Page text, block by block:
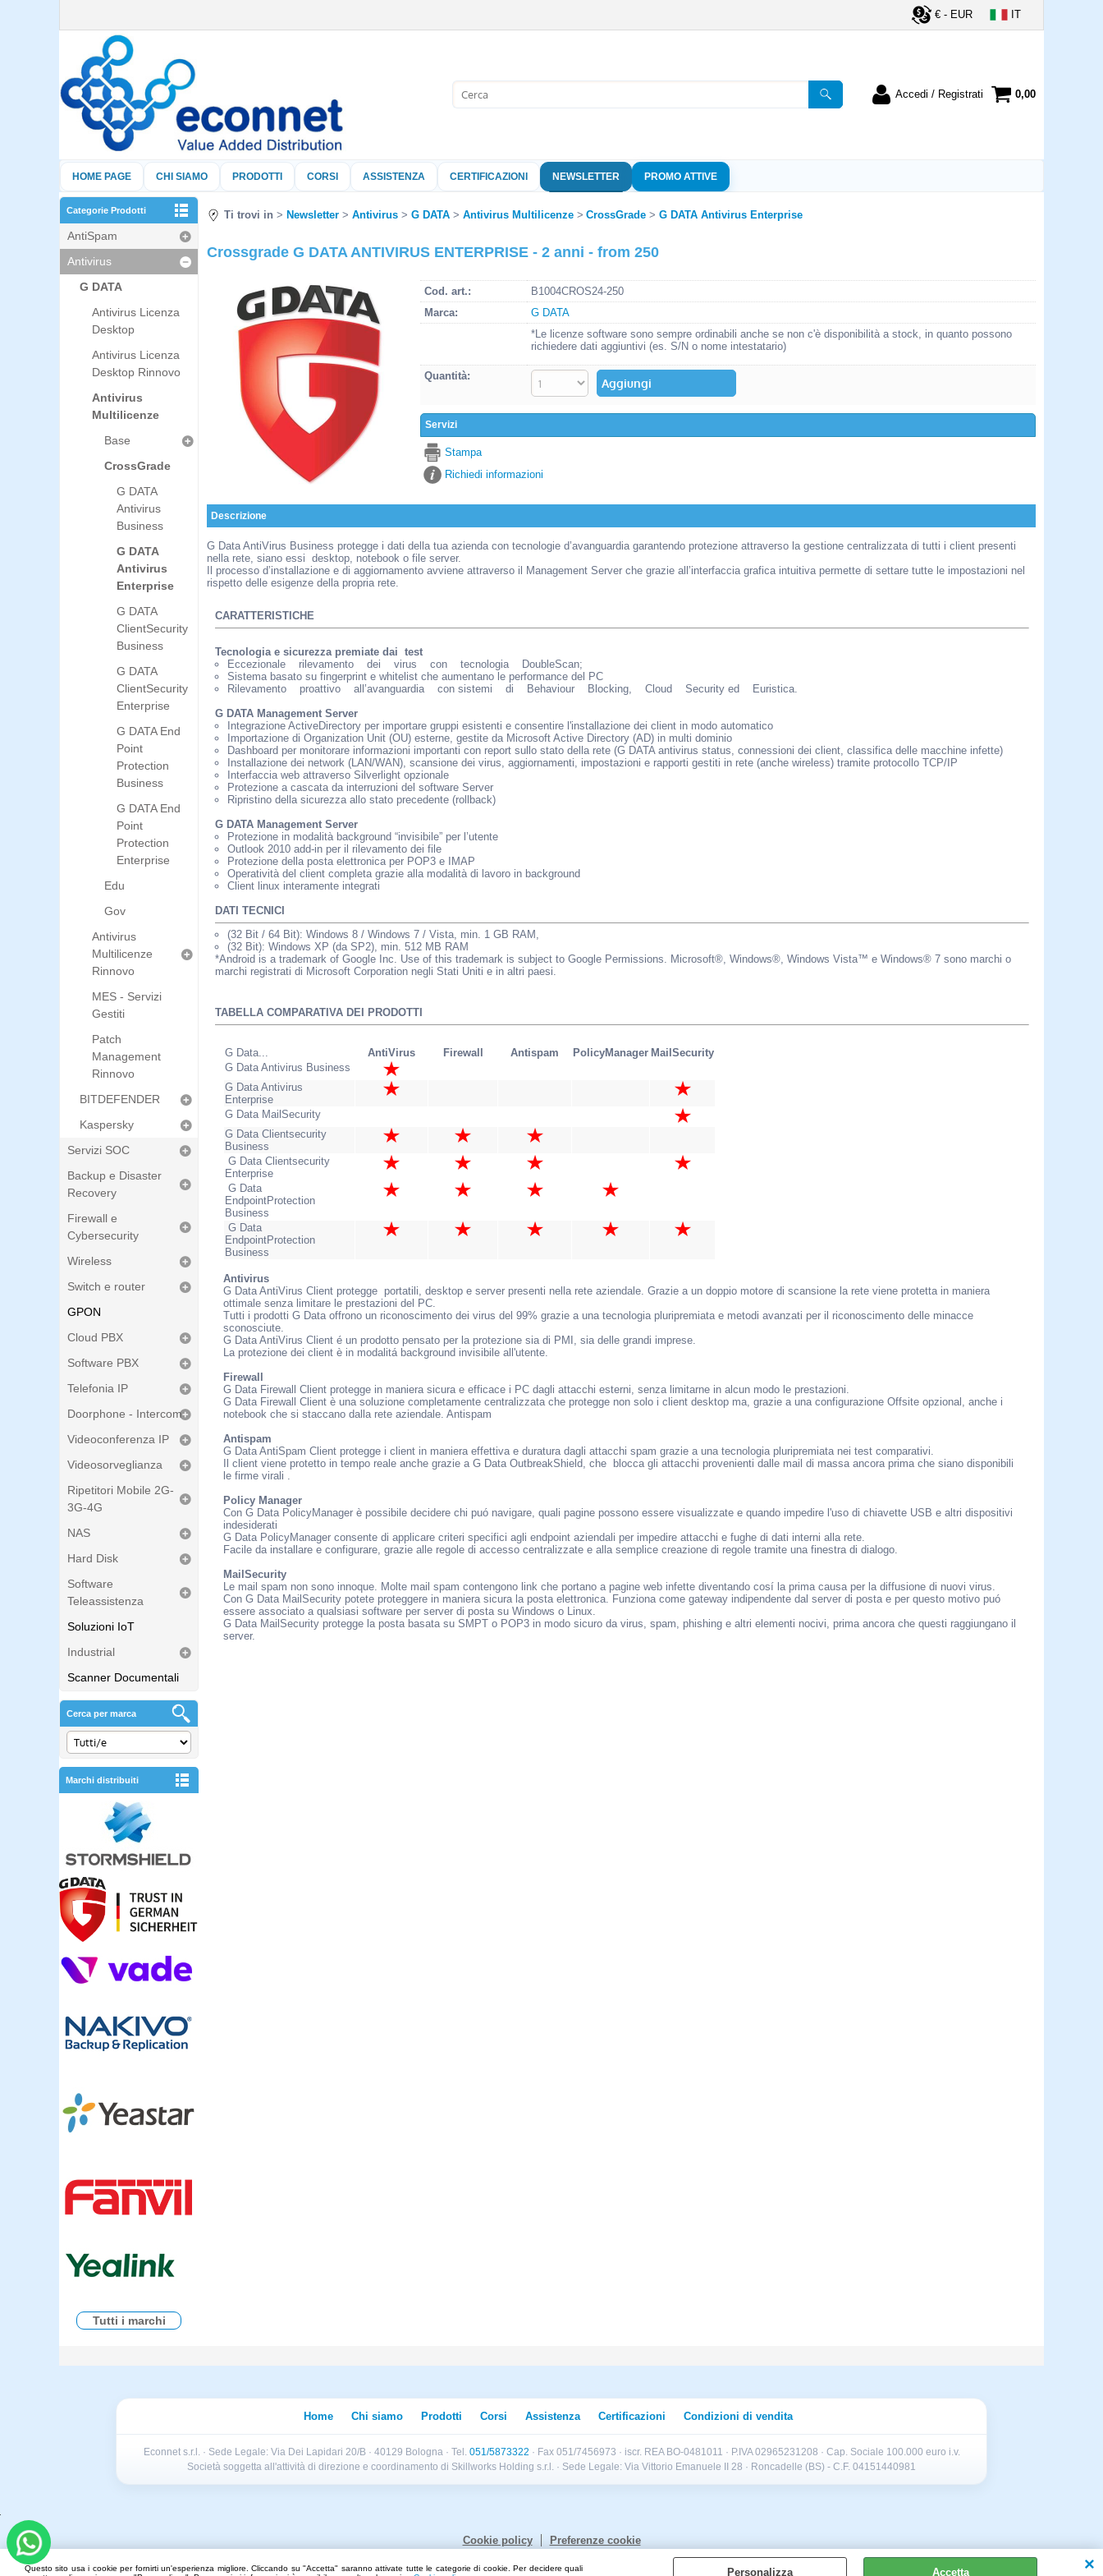
Questo sito usa i cookie per fornirti un'esperienza migliore. Cliccando su "Accetta" saranno attivate tutte le categorie di cookie. Per decidere quali
Personalizza Accetta
€ - EUR IT
Accedi / Registrati
nome utente e la password e poi
clicca sul pulsante "Accedi"
Nome utente:
Hai perso la password?
0,00
HOME PAGE CHI SIAMO PRODOTTI CORSI ASSISTENZA CERTIFICAZIONI NEWSLETTER PROMO ATTIVE
Categorie Prodotti
AntiSpam
Antivirus
G DATA
Antivirus Licenza
Desktop
Antivirus Licenza
Desktop Rinnovo
Antivirus
Multilicenze
Base
CrossGrade
G DATA
Antivirus
Business
G DATA
Antivirus
Enterprise
G DATA
ClientSecurity
Business
G DATA
ClientSecurity
Enterprise
G DATA End
Point
Protection
Business
G DATA End
Point
Protection
Enterprise
Edu
Gov
Antivirus
Multilicenze
Rinnovo
MES - Servizi
Gestiti
Patch
Management
Rinnovo
BITDEFENDER
Kaspersky
Servizi SOC
Backup e Disaster
Recovery
Firewall e
Cybersecurity
Wireless
Switch e router
GPON
Cloud PBX
Software PBX
Telefonia IP
Doorphone - Intercom
Videoconferenza IP
Videosorveglianza
Ripetitori Mobile 2G-
3G-4G
NAS
Hard Disk
Software
Teleassistenza
Soluzioni IoT
Industrial
Scanner Documentali
Cerca per marca
Marchi distribuiti
Tutti i marchi
Ti trovi in Newsletter Antivirus G DATA Antivirus Multilicenze CrossGrade G DATA Antivirus Enterprise
Crossgrade G DATA ANTIVIRUS ENTERPRISE - 2 anni - from 250
Cod. art.:
B1004CROS24-250
Marca:
G DATA
*Le licenze software sono sempre ordinabili anche se non c'è disponibilità a stock, in quanto possono
richiedere dati aggiuntivi (es. S/N o nome intestatario)
Quantità:
Servizi
Stampa
Richiedi informazioni
Descrizione
G Data AntiVirus Business protegge i dati della tua azienda con tecnologie d’avanguardia garantendo protezione attraverso la gestione centralizzata di tutti i client presenti
nella rete, siano essi desktop, notebook o file server.
Il processo d’installazione e di aggiornamento avviene attraverso il Management Server che grazie all’interfaccia grafica intuitiva permette di settare tutte le impostazioni nel
rispetto delle esigenze della propria rete.
CARATTERISTICHE
Tecnologia e sicurezza premiate dai test
Eccezionale rilevamento dei virus con tecnologia DoubleScan;
Sistema basato su fingerprint e whitelist che aumentano le performance del PC
Rilevamento proattivo all’avanguardia con sistemi di Behaviour Blocking, Cloud Security ed Euristica.
G DATA Management Server
Integrazione ActiveDirectory per importare gruppi esistenti e consentire l'installazione dei client in modo automatico
Importazione di Organization Unit (OU) esterne, gestite da Microsoft Active Directory (AD) in multi dominio
Dashboard per monitorare informazioni importanti con report sullo stato della rete (G DATA antivirus status, connessioni dei client, classifica delle macchine infette)
Installazione dei network (LAN/WAN), scansione dei virus, aggiornamenti, impostazioni e rapporti gestiti in rete (anche wireless) tramite protocollo TCP/IP
Interfaccia web attraverso Silverlight opzionale
Protezione a cascata da interruzioni del software Server
Ripristino della sicurezza allo stato precedente (rollback)
G DATA Management Server
Protezione in modalità background “invisibile” per l’utente
Outlook 2010 add-in per il rilevamento dei file
Protezione della posta elettronica per POP3 e IMAP
Operatività del client completa grazie alla modalità di lavoro in background
Client linux interamente integrati
DATI TECNICI
(32 Bit / 64 Bit): Windows 8 / Windows 7 / Vista, min. 1 GB RAM,
(32 Bit): Windows XP (da SP2), min. 512 MB RAM
*Android is a trademark of Google Inc. Use of this trademark is subject to Google Permissions. Microsoft®, Windows®, Windows Vista™ e Windows® 7 sono marchi o
marchi registrati di Microsoft Corporation negli Stati Uniti e in altri paesi.
TABELLA COMPARATIVA DEI PRODOTTI
G Data... AntiVirus Firewall Antispam PolicyManager MailSecurity
G Data Antivirus Business
G Data Antivirus
Enterprise
G Data MailSecurity
G Data Clientsecurity
Business
G Data Clientsecurity
Enterprise
G Data
EndpointProtection
Business
G Data
EndpointProtection
Business
Antivirus
G Data AntiVirus Client protegge portatili, desktop e server presenti nella rete aziendale. Grazie a un doppio motore di scansione la rete viene protetta in maniera
ottimale senza limitare le prestazioni del PC.
Tutti i prodotti G Data offrono un riconoscimento dei virus del 99% grazie a una tecnologia pluripremiata e metodi avanzati per il riconoscimento delle minacce
sconosciute.
G Data AntiVirus Client é un prodotto pensato per la protezione sia di PMI, sia delle grandi imprese.
La protezione dei client è in modalitá background invisibile all'utente.
Firewall
G Data Firewall Client protegge in maniera sicura e efficace i PC dagli attacchi esterni, senza limitarne in alcun modo le prestazioni.
G Data Firewall Client è una soluzione completamente centralizzata che protegge non solo i client desktop ma, grazie a una configurazione Offsite opzional, anche i
notebook che si staccano dalla rete aziendale. Antispam
Antispam
G Data AntiSpam Client protegge i client in maniera effettiva e duratura dagli attacchi spam grazie a una tecnologia pluripremiata nei test comparativi.
Il client viene protetto in tempo reale anche grazie a G Data OutbreakShield, che blocca gli attacchi provenienti dalle mail di massa ancora prima che siano disponibili
le firme virali .
Policy Manager
Con G Data PolicyManager è possibile decidere chi puó navigare, quali pagine possono essere visualizzate e quando impedire l'uso di chiavette USB e altri dispositivi
indesiderati
G Data PolicyManager consente di applicare criteri specifici agli endpoint aziendali per impedire attacchi e fughe di dati interni alla rete.
Facile da installare e configurare, grazie alle regole di accesso centralizzate e alla semplice creazione di regole tramite una finestra di dialogo.
MailSecurity
Le mail spam non sono innoque. Molte mail spam contengono link che portano a pagine web infette diventando cosí la prima causa per la diffusione di nuovi virus.
Con G Data MailSecurity potete proteggere in maniera sicura la posta elettronica. Funziona come gateway indipendente dal server di posta e per questo motivo puó
essere associato a qualsiasi software per server di posta su Windows o Linux.
G Data MailSecurity protegge la posta basata su SMPT o POP3 in modo sicuro da virus, spam, phishing e altri elementi nocivi, prima ancora che questi raggiungano il
server.
Home Chi siamo Prodotti Corsi Assistenza Certificazioni Condizioni di vendita
Econnet s.r.l. · Sede Legale: Via Dei Lapidari 20/B · 40129 Bologna · Tel. 051/5873322 · Fax 051/7456973 · iscr. REA BO-0481011 · P.IVA 02965231208 · Cap. Sociale 100.000 euro i.v.
Società soggetta all'attività di direzione e coordinamento di Skillworks Holding s.r.l. · Sede Legale: Via Vittorio Emanuele II 28 · Roncadelle (BS) - C.F. 04151440981
Cookie policy Preferenze cookie